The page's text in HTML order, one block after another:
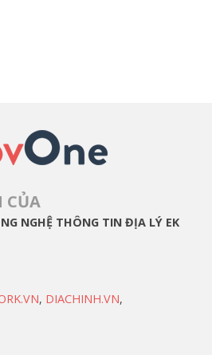
CỦA
NGHỆ THÔNG TIN ĐỊA LÝ EK
, DIACHINH.VN,